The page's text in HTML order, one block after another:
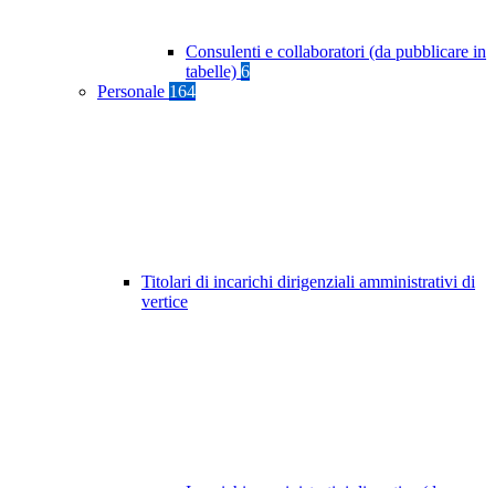
Consulenti e collaboratori (da pubblicare in
tabelle) 6
Personale 164
Titolari di incarichi dirigenziali amministrativi di
vertice